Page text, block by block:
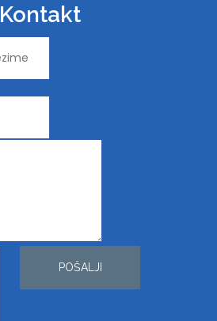
Kontakt
POŠALJI